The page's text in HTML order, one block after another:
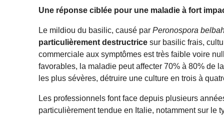
Une réponse ciblée pour une maladie à fort
Le mildiou du basilic, causé parPeronospora
particulièrement destructricesur basilic frais,
commerciale aux symptômes est très faible voire
favorables, la maladie peut affecter 70% à 80% de
les plus sévères, détruire une culture en trois à
Les professionnels font face depuis plusieurs
particulièrement tendue en Italie, notamment sur le